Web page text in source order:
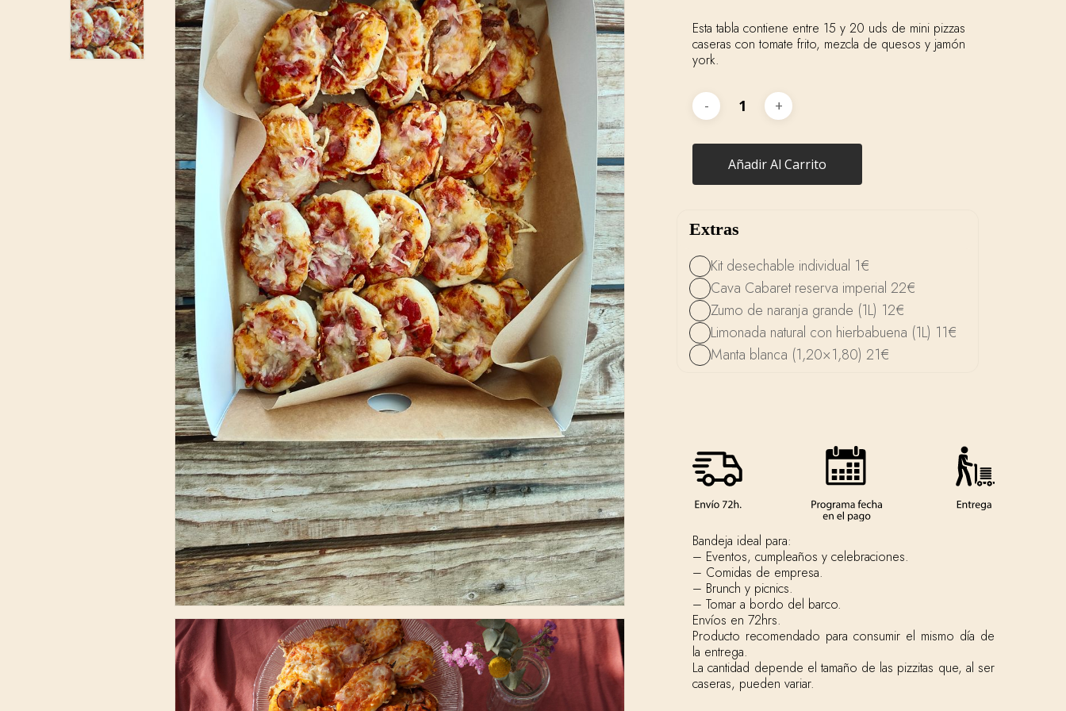
esta tabla contiene entre 15 y 20 uds de mini pizzas
caseras con tomate frito, mezcla de quesos y jamón
york.
Añadir Al Carrito
Extras
Kit desechable individual 1€
Cava Cabaret reserva imperial 22€
Zumo de naranja grande (1L) 12€
Limonada natural con hierbabuena (1L) 11€
Manta blanca (1,20×1,80) 21€
Bandeja ideal para:
– Eventos, cumpleaños y celebraciones.
– Comidas de empresa.
– Brunch y picnics.
– Tomar a bordo del barco.
Envíos en 72hrs.
Producto recomendado para consumir el mismo día de
la entrega.
La cantidad depende el tamaño de las pizzitas que, al ser
caseras, pueden variar.